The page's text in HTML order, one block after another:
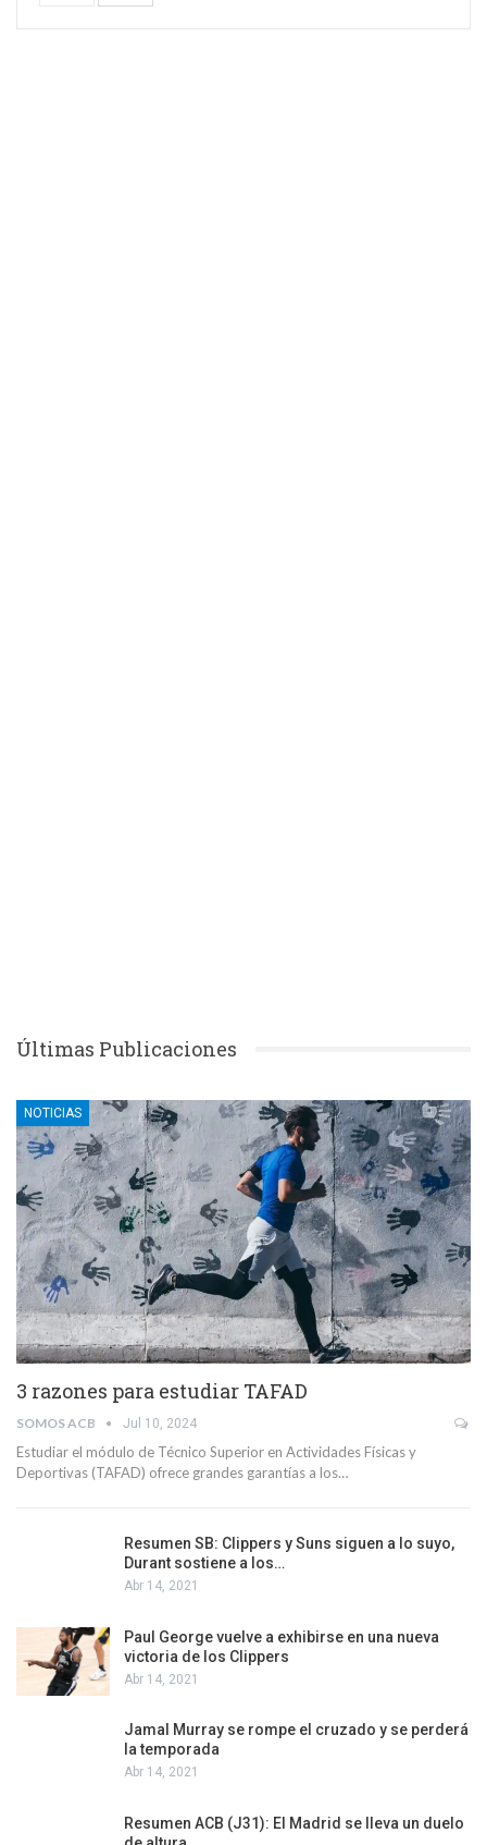
Últimas Publicaciones
NOTICIAS
3 razones para estudiar TAFAD
SOMOS ACB Jul 10, 2024
Estudiar el módulo de Técnico Superior en Actividades Físicas y
Deportivas (TAFAD) ofrece grandes garantías a los…
Resumen SB: Clippers y Suns siguen a lo suyo,
Durant sostiene a los…
Abr 14, 2021
Paul George vuelve a exhibirse en una nueva
victoria de los Clippers
Abr 14, 2021
Jamal Murray se rompe el cruzado y se perderá
la temporada
Abr 14, 2021
Resumen ACB (J31): El Madrid se lleva un duelo